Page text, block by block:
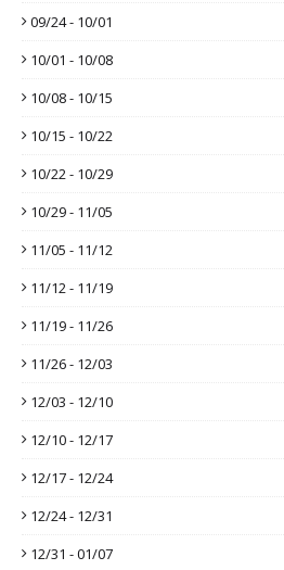
09/24 - 10/01
10/01 - 10/08
10/08 - 10/15
10/15 - 10/22
10/22 - 10/29
10/29 - 11/05
11/05 - 11/12
11/12 - 11/19
11/19 - 11/26
11/26 - 12/03
12/03 - 12/10
12/10 - 12/17
12/17 - 12/24
12/24 - 12/31
12/31 - 01/07